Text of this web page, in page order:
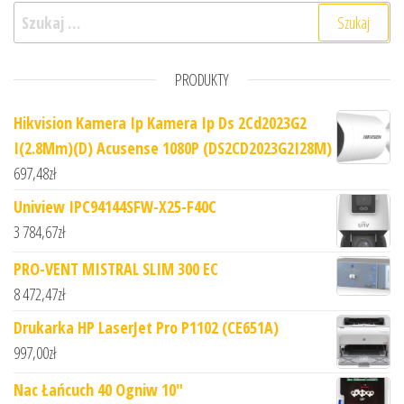
Szukaj:
PRODUKTY
Hikvision Kamera Ip Kamera Ip Ds 2Cd2023G2
I(2.8Mm)(D) Acusense 1080P (DS2CD2023G2I28M)
697,48zł
Uniview IPC94144SFW-X25-F40C
3 784,67zł
PRO-VENT MISTRAL SLIM 300 EC
8 472,47zł
Drukarka HP LaserJet Pro P1102 (CE651A)
997,00zł
Nac Łańcuch 40 Ogniw 10"